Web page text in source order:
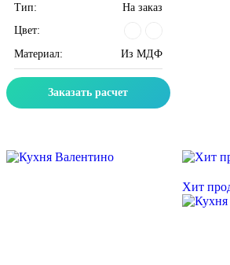
Тип:
На заказ
Цвет:
Материал:
Из МДФ
Заказать расчет
Хит